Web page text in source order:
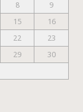
8
9
15
16
22
23
29
30